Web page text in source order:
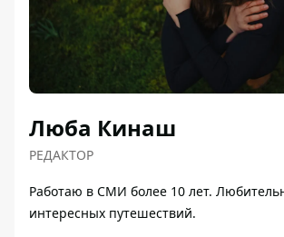
Люба Кинаш
РЕДАКТОР
Работаю в СМИ более 10 лет.
интересных путешествий.